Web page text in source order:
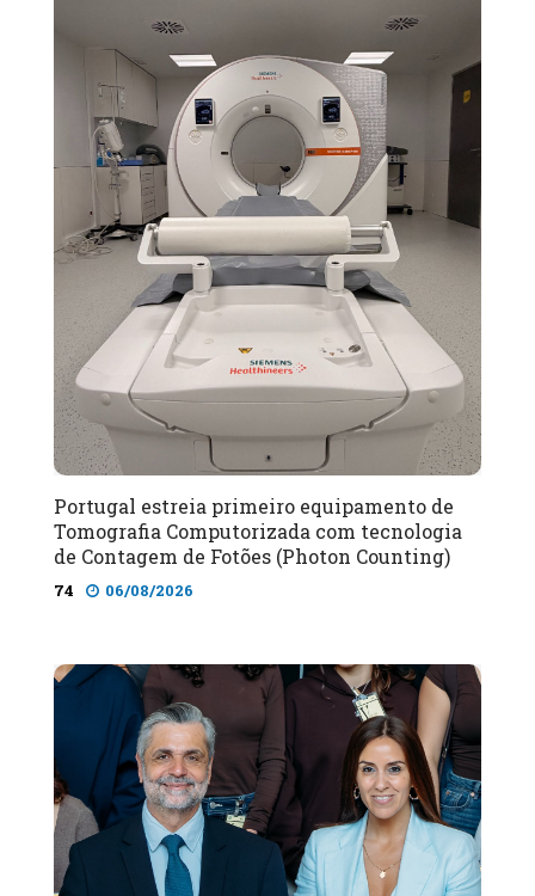
Portugal estreia primeiro equipamento de
Tomografia Computorizada com tecnologia
de Contagem de Fotões (Photon Counting)
74 06/08/2026